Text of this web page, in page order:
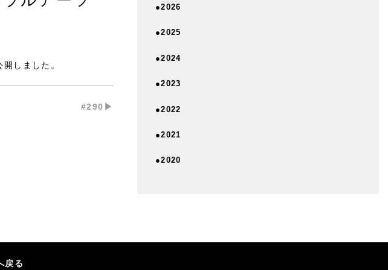
開しました。
#290▶︎
●2026
●2025
●2024
●2023
●2022
●2021
●2020
戻る